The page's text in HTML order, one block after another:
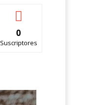
0
Suscriptores